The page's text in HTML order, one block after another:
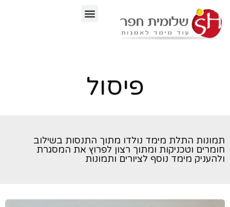
פיסול
התלת מימד נולדו מתוך התנסות בשילוב
וטכניקות ומתוך רצון לפרוץ את המסגרת
מימד נוסף לציורים ותמונות